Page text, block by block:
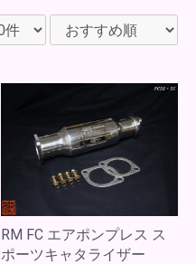
RM FC エアポンプレス ス
ポーツキャタライザー